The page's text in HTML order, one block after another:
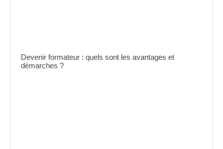
Devenir formateur : quels sont les avantages et
démarches ?